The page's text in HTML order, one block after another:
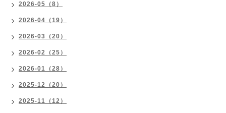
2026-05（8）
2026-04（19）
2026-03（20）
2026-02（25）
2026-01（28）
2025-12（20）
2025-11（12）